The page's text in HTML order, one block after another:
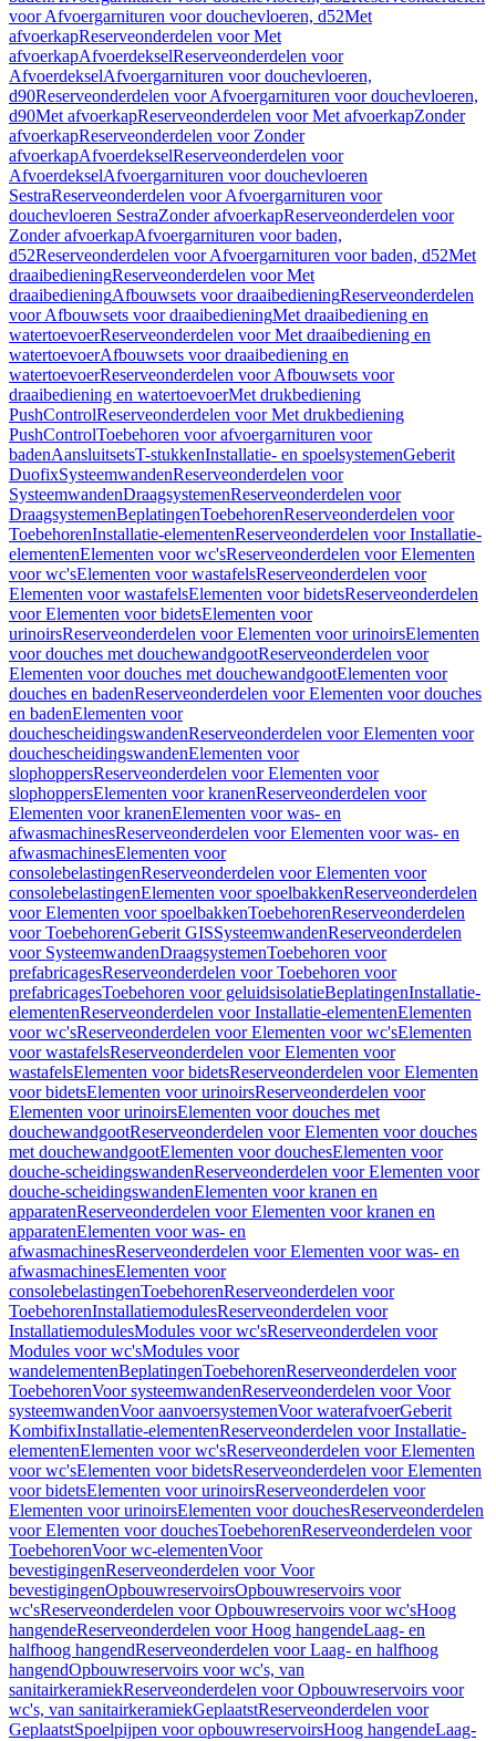
voor Afvoergarnituren voor douchevloeren, d52Met
afvoerkapReserveonderdelen voor Met
afvoerkapAfvoerdekselReserveonderdelen voor
AfvoerdekselAfvoergarnituren voor douchevloeren,
d90Reserveonderdelen voor Afvoergarnituren voor douchevloeren,
d90Met afvoerkapReserveonderdelen voor Met afvoerkapZonder
afvoerkapReserveonderdelen voor Zonder
afvoerkapAfvoerdekselReserveonderdelen voor
AfvoerdekselAfvoergarnituren voor douchevloeren
SestraReserveonderdelen voor Afvoergarnituren voor
douchevloeren SestraZonder afvoerkapReserveonderdelen voor
Zonder afvoerkapAfvoergarnituren voor baden,
d52Reserveonderdelen voor Afvoergarnituren voor baden, d52Met
draaibedieningReserveonderdelen voor Met
draaibedieningAfbouwsets voor draaibedieningReserveonderdelen
voor Afbouwsets voor draaibedieningMet draaibediening en
watertoevoerReserveonderdelen voor Met draaibediening en
watertoevoerAfbouwsets voor draaibediening en
watertoevoerReserveonderdelen voor Afbouwsets voor
draaibediening en watertoevoerMet drukbediening
PushControlReserveonderdelen voor Met drukbediening
PushControlToebehoren voor afvoergarnituren voor
badenAansluitsetsT-stukkenInstallatie- en spoelsystemenGeberit
DuofixSysteemwandenReserveonderdelen voor
SysteemwandenDraagsystemenReserveonderdelen voor
DraagsystemenBeplatingenToebehorenReserveonderdelen voor
ToebehorenInstallatie-elementenReserveonderdelen voor Installatie-
elementenElementen voor wc'sReserveonderdelen voor Elementen
voor wc'sElementen voor wastafelsReserveonderdelen voor
Elementen voor wastafelsElementen voor bidetsReserveonderdelen
voor Elementen voor bidetsElementen voor
urinoirsReserveonderdelen voor Elementen voor urinoirsElementen
voor douches met douchewandgootReserveonderdelen voor
Elementen voor douches met douchewandgootElementen voor
douches en badenReserveonderdelen voor Elementen voor douches
en badenElementen voor
douchescheidingswandenReserveonderdelen voor Elementen voor
douchescheidingswandenElementen voor
slophoppersReserveonderdelen voor Elementen voor
slophoppersElementen voor kranenReserveonderdelen voor
Elementen voor kranenElementen voor was- en
afwasmachinesReserveonderdelen voor Elementen voor was- en
afwasmachinesElementen voor
consolebelastingenReserveonderdelen voor Elementen voor
consolebelastingenElementen voor spoelbakkenReserveonderdelen
voor Elementen voor spoelbakkenToebehorenReserveonderdelen
voor ToebehorenGeberit GISSysteemwandenReserveonderdelen
voor SysteemwandenDraagsystemenToebehoren voor
prefabricagesReserveonderdelen voor Toebehoren voor
prefabricagesToebehoren voor geluidsisolatieBeplatingenInstallatie-
elementenReserveonderdelen voor Installatie-elementenElementen
voor wc'sReserveonderdelen voor Elementen voor wc'sElementen
voor wastafelsReserveonderdelen voor Elementen voor
wastafelsElementen voor bidetsReserveonderdelen voor Elementen
voor bidetsElementen voor urinoirsReserveonderdelen voor
Elementen voor urinoirsElementen voor douches met
douchewandgootReserveonderdelen voor Elementen voor douches
met douchewandgootElementen voor douchesElementen voor
douche-scheidingswandenReserveonderdelen voor Elementen voor
douche-scheidingswandenElementen voor kranen en
apparatenReserveonderdelen voor Elementen voor kranen en
apparatenElementen voor was- en
afwasmachinesReserveonderdelen voor Elementen voor was- en
afwasmachinesElementen voor
consolebelastingenToebehorenReserveonderdelen voor
ToebehorenInstallatiemodulesReserveonderdelen voor
InstallatiemodulesModules voor wc'sReserveonderdelen voor
Modules voor wc'sModules voor
wandelementenBeplatingenToebehorenReserveonderdelen voor
ToebehorenVoor systeemwandenReserveonderdelen voor Voor
systeemwandenVoor aanvoersystemenVoor waterafvoerGeberit
KombifixInstallatie-elementenReserveonderdelen voor Installatie-
elementenElementen voor wc'sReserveonderdelen voor Elementen
voor wc'sElementen voor bidetsReserveonderdelen voor Elementen
voor bidetsElementen voor urinoirsReserveonderdelen voor
Elementen voor urinoirsElementen voor douchesReserveonderdelen
voor Elementen voor douchesToebehorenReserveonderdelen voor
ToebehorenVoor wc-elementenVoor
bevestigingenReserveonderdelen voor Voor
bevestigingenOpbouwreservoirsOpbouwreservoirs voor
wc'sReserveonderdelen voor Opbouwreservoirs voor wc'sHoog
hangendeReserveonderdelen voor Hoog hangendeLaag- en
halfhoog hangendReserveonderdelen voor Laag- en halfhoog
hangendOpbouwreservoirs voor wc's, van
sanitairkeramiekReserveonderdelen voor Opbouwreservoirs voor
wc's, van sanitairkeramiekGeplaatstReserveonderdelen voor
GeplaatstSpoelpijpen voor opbouwreservoirsHoog hangendeLaag-